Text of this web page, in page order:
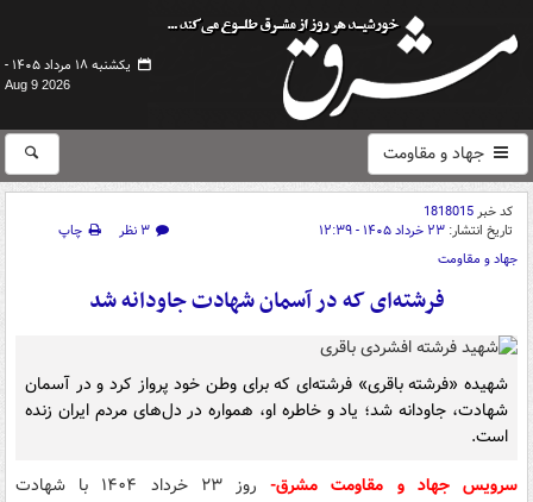
یکشنبه ۱۸ مرداد ۱۴۰۵ -
Aug 9 2026
جهاد و مقاومت
کد خبر1818015
تاریخ انتشار: ۲۳ خرداد ۱۴۰۵ - ۱۲:۳۹ ۳ نظر
چاپ
جهاد و مقاومت
فرشته‌ای که در آسمان شهادت جاودانه شد
شهیده «فرشته باقری» فرشته‌ای که برای وطن خود پرواز کرد و در آسمان
شهادت، جاودانه شد؛ یاد و خاطره او، همواره در دل‌های مردم ایران زنده
است.
سرویس جهاد و مقاومت مشرق-
روز ۲۳ خرداد ۱۴۰۴ با شهادت